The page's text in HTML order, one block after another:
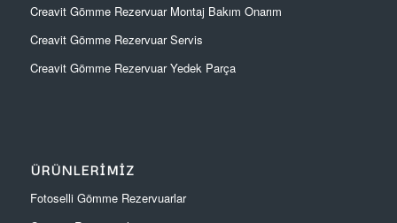
Creavit Gömme Rezervuar Montaj Bakım Onarım
Creavit Gömme Rezervuar Servis
Creavit Gömme Rezervuar Yedek Parça
ÜRÜNLERIMIZ
Fotoselli Gömme Rezervuarlar